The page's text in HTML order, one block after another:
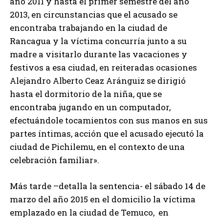
2013, en circunstancias que el acusado se
encontraba trabajando en la ciudad de
Rancagua y la víctima concurría junto a su
madre a visitarlo durante las vacaciones y
festivos a esa ciudad, en reiteradas ocasiones
Alejandro Alberto Ceaz Aránguiz se dirigió
hasta el dormitorio de la niña, que se
encontraba jugando en un computador,
efectuándole tocamientos con sus manos en sus
partes íntimas, acción que el acusado ejecutó la
ciudad de Pichilemu, en el contexto de una
celebración familiar».
Más tarde –detalla la sentencia- el sábado 14 de
marzo del año 2015 en el domicilio la víctima
emplazado en la ciudad de Temuco, en